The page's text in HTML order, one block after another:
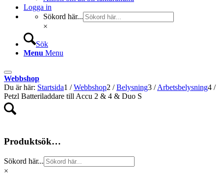
Logga in
Sökord här...
×
Sök
Menu Menu
Webbshop
Du är här: Startsida1 / Webbshop2 / Belysning3 / Arbetsbelysning4 /
Petzl Batteriladdare till Accu 2 & 4 & Duo S
Produktsök…
Sökord här...
×